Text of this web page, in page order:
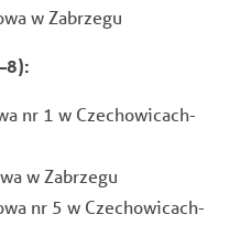
w Zabrzegu
nr 1 w Czechowicach-
w Zabrzegu
nr 5 w Czechowicach-